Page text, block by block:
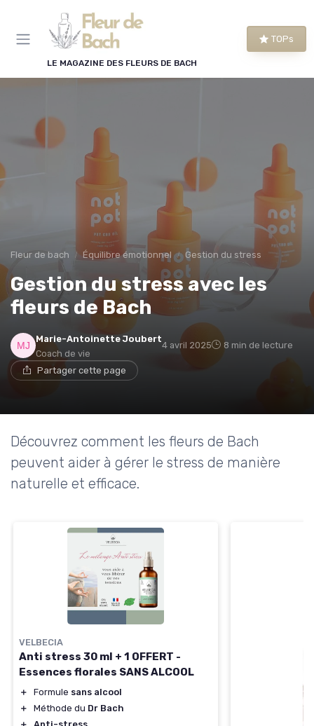
LE MAGAZINE DES FLEURS DE BACH
TOPs
Fleur de bach Équilibre émotionnel Gestion du stress
Gestion du stress avec les
fleurs de Bach
Marie-Antoinette Joubert
Coach de vie
4 avril 2025 8 min de lecture
Partager cette page
Découvrez comment les fleurs de Bach
peuvent aider à gérer le stress de manière
naturelle et efficace.
VELBECIA
Anti stress 30 ml + 1 OFFERT -
Essences florales SANS ALCOOL
＋ Formule sans alcool
＋
Méthode du Dr Bach